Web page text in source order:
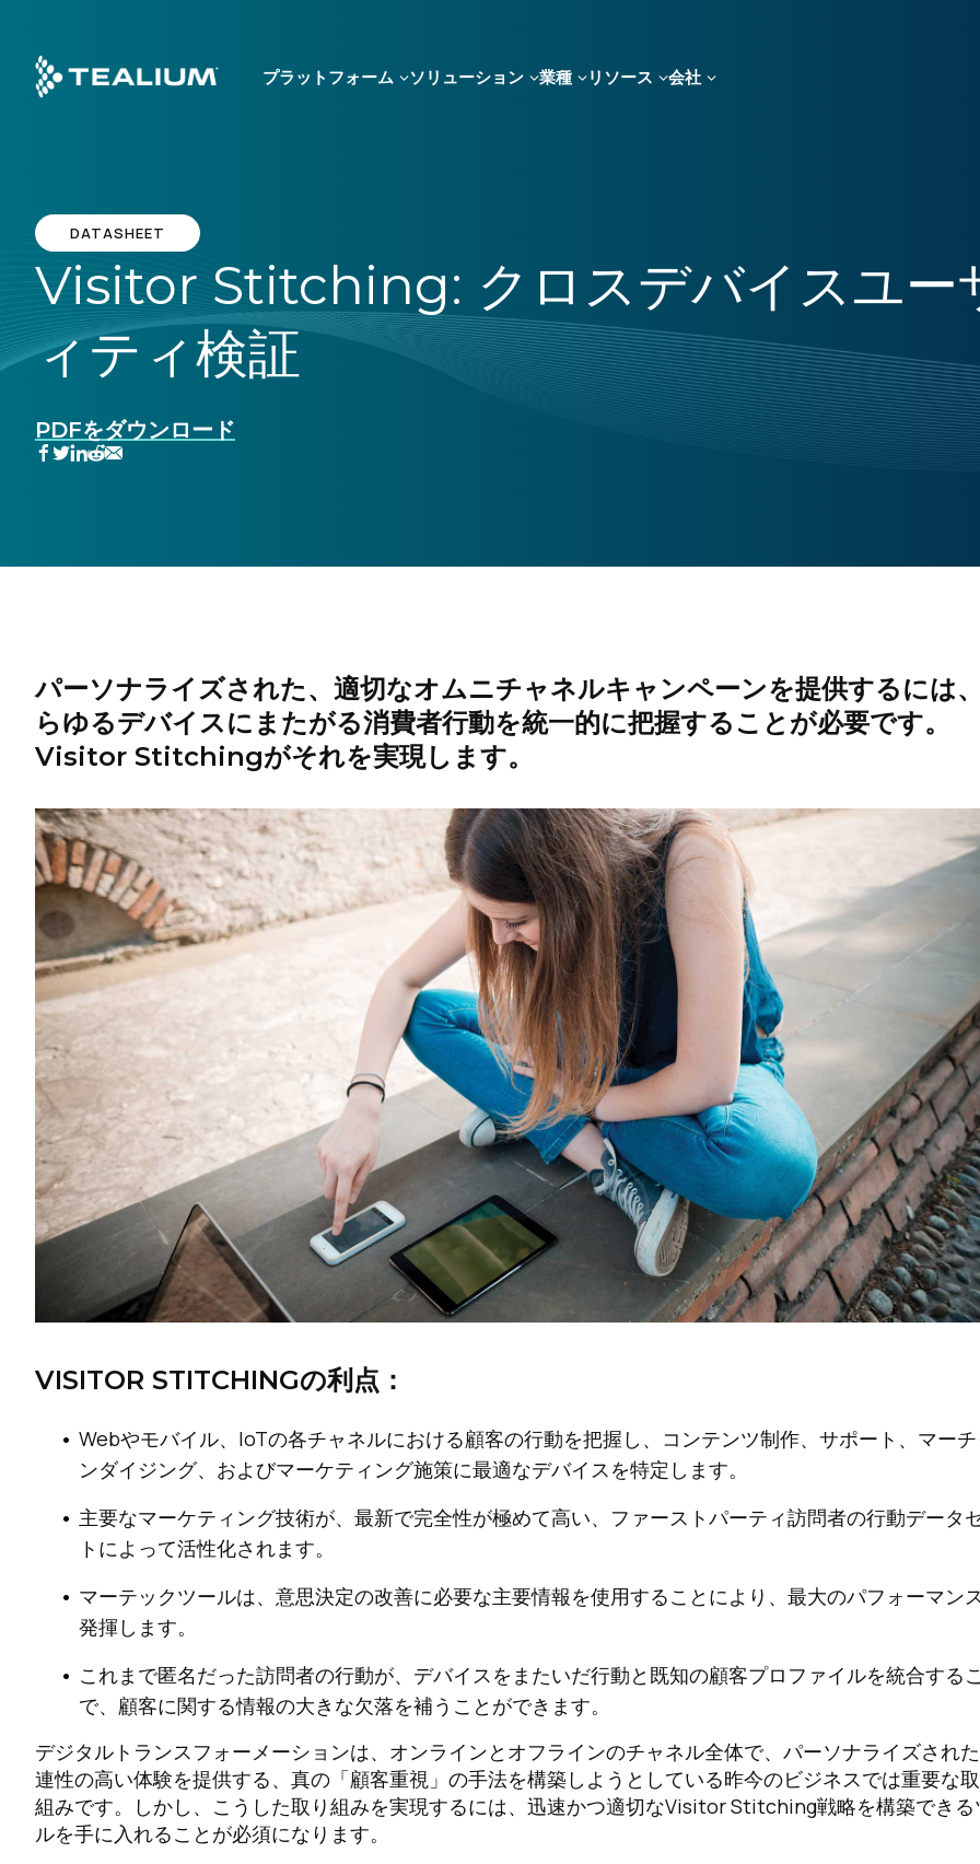
main
content
プラットフォーム ソリューション 業種 リソース 会社
DATASHEET
Visitor Stitching: クロスデバイスユー
ィティ検証
PDFをダウンロード
パーソナライズされた、適切なオムニチャネルキャンペーンを提供するには
らゆるデバイスにまたがる消費者行動を統一的に把握することが必要です。
Visitor Stitchingがそれを実現します。
VISITOR STITCHINGの利点：
Webやモバイル、IoTの各チャネルにおける顧客の行動を把握し、コンテンツ制作、サポート、マー
ンダイジング、およびマーケティング施策に最適なデバイスを特定します。
主要なマーケティング技術が、最新で完全性が極めて高い、ファーストパーティ訪問者の行動データ
トによって活性化されます。
マーテックツールは、意思決定の改善に必要な主要情報を使用することにより、最大のパフォーマン
発揮します。
これまで匿名だった訪問者の行動が、デバイスをまたいだ行動と既知の顧客プロファイルを統合する
で、顧客に関する情報の大きな欠落を補うことができます。
デジタルトランスフォーメーションは、オンラインとオフラインのチャネル全体で、パーソナライズされ
連性の高い体験を提供する、真の「顧客重視」の手法を構築しようとしている昨今のビジネスでは重要な
組みです。しかし、こうした取り組みを実現するには、迅速かつ適切なVisitor Stitching戦略を構築できる
ルを手に入れることが必須になります。